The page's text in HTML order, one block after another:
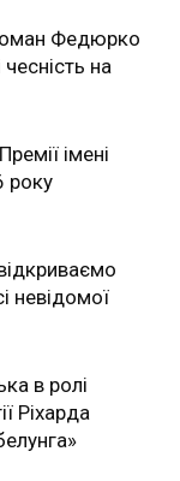
Федюрко
на
імені
року
невідомої
в ролі
Ріхарда